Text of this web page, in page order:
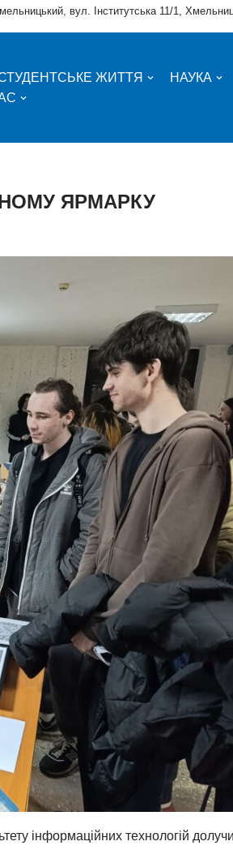
вул. Інститутська 11/1,
ЖИТТЯ НАУКА
ЯРМАРКУ
інформаційних технологій